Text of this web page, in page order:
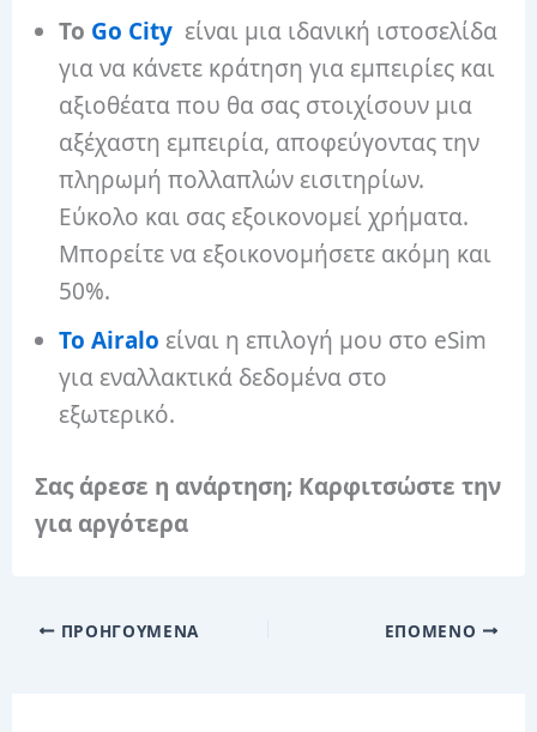
Το Go City είναι μια ιδανική ιστοσελίδα
για να κάνετε κράτηση για εμπειρίες και
αξιοθέατα που θα σας στοιχίσουν μια
αξέχαστη εμπειρία, αποφεύγοντας την
πληρωμή πολλαπλών εισιτηρίων.
Εύκολο και σας εξοικονομεί χρήματα.
Μπορείτε να εξοικονομήσετε ακόμη και
50%.
Το Airalo είναι η επιλογή μου στο eSim
για εναλλακτικά δεδομένα στο
εξωτερικό.
Σας άρεσε η ανάρτηση; Καρφιτσώστε την
για αργότερα
ΠΡΟΗΓΟΎΜΕΝΑ ΕΠΌΜΕΝΟ